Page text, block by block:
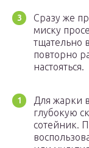
Сразу же
миску
тщательно
повторно
настояться.
Для жарки
глубокую
сотейник.